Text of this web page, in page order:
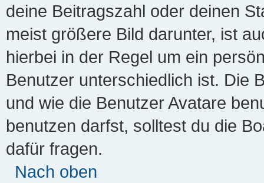
deine Beitragszahl oder deinen
meist größere Bild darunter, ist
hierbei in der Regel um ein
Benutzer unterschiedlich ist. Die
und wie die Benutzer Avatare
benutzen darfst, solltest du die
dafür fragen.
Nach oben